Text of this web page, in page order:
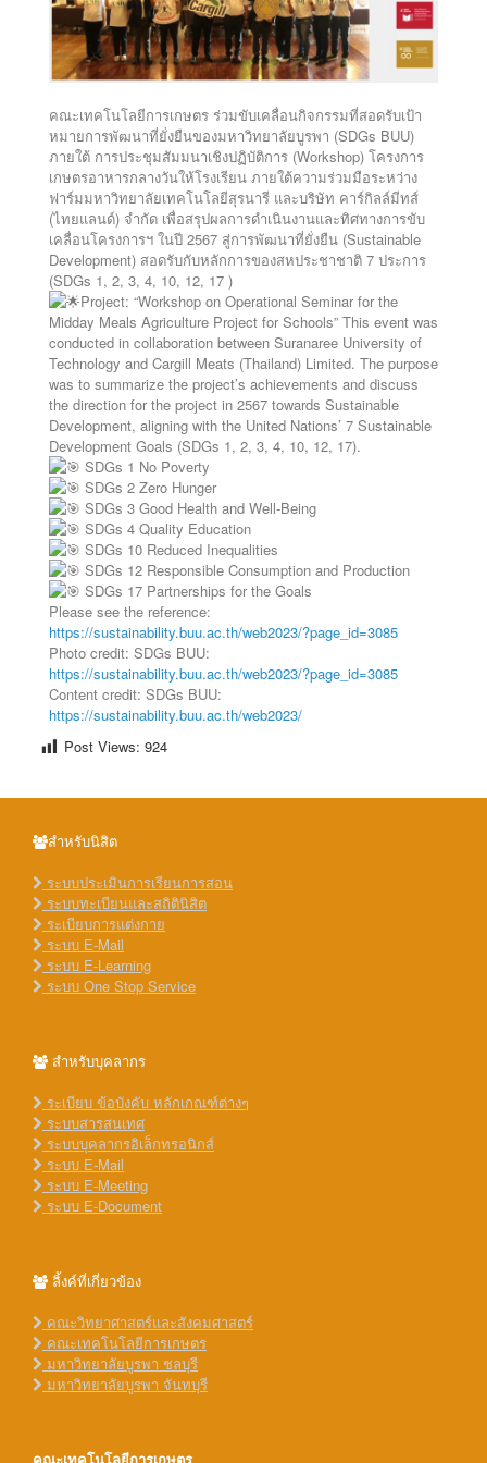
คณะเทคโนโลยีการเกษตร ร่วมขับเคลื่อนกิจกรรมที่สอดรับเป้า
หมายการพัฒนาที่ยั่งยืนของมหาวิทยาลัยบูรพา (SDGs BUU)
ภายใต้ การประชุมสัมมนาเชิงปฏิบัติการ (Workshop) โครงการ
เกษตรอาหารกลางวันให้โรงเรียน ภายใต้ความร่วมมือระหว่าง
ฟาร์มมหาวิทยาลัยเทคโนโลยีสุรนารี และบริษัท คาร์กิลล์มีทส์
(ไทยแลนด์) จำกัด เพื่อสรุปผลการดำเนินงานและทิศทางการขับ
เคลื่อนโครงการฯ ในปี 2567 สู่การพัฒนาที่ยั่งยืน (Sustainable
Development) สอดรับกับหลักการของสหประชาชาติ 7 ประการ
(SDGs 1, 2, 3, 4, 10, 12, 17 )
Project: “Workshop on Operational Seminar for the
Midday Meals Agriculture Project for Schools” This event was
conducted in collaboration between Suranaree University of
Technology and Cargill Meats (Thailand) Limited. The purpose
was to summarize the project’s achievements and discuss
the direction for the project in 2567 towards Sustainable
Development, aligning with the United Nations’ 7 Sustainable
Development Goals (SDGs 1, 2, 3, 4, 10, 12, 17).
SDGs 1 No Poverty
SDGs 2 Zero Hunger
SDGs 3 Good Health and Well-Being
SDGs 4 Quality Education
SDGs 10 Reduced Inequalities
SDGs 12 Responsible Consumption and Production
SDGs 17 Partnerships for the Goals
Please see the reference:
https://sustainability.buu.ac.th/web2023/?page_id=3085
Photo credit: SDGs BUU:
https://sustainability.buu.ac.th/web2023/?page_id=3085
Content credit: SDGs BUU:
https://sustainability.buu.ac.th/web2023/
Post Views: 924
สำหรับนิสิต
ระบบประเมินการเรียนการสอน
ระบบทะเบียนและสถิตินิสิต
ระเบียบการแต่งกาย
ระบบ E-Mail
ระบบ E-Learning
ระบบ One Stop Service
สำหรับบุคลากร
ระเบียบ ข้อบังคับ หลักเกณฑ์ต่างๆ
ระบบสารสนเทศ
ระบบบุคลากรอิเล็กทรอนิกส์
ระบบ E-Mail
ระบบ E-Meeting
ระบบ E-Document
ลิ้งค์ที่เกี่ยวข้อง
คณะวิทยาศาสตร์และสังคมศาสตร์
คณะเทคโนโลยีการเกษตร
มหาวิทยาลัยบูรพา ชลบุรี
มหาวิทยาลัยบูรพา จันทบุรี